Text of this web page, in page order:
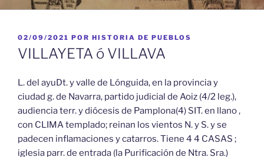
PUBLICADO
EL
02/09/2021 POR HISTORIA DE PUEBLOS
VILLAYETA ó VILLAVA
L. del ayuDt. y valle de Lónguida, en la provincia y
ciudad g. de Navarra, partido judicial de Aoiz (4/2 leg.),
audiencia terr. y diócesis de Pamplona(4) SIT. en llano ,
con CLIMA templado; reinan los vientos N. y S. y se
padecen inflamaciones y catarros. Tiene 4 4 CASAS ;
iglesia parr. de entrada (la Purificación de Ntra. Sra.)